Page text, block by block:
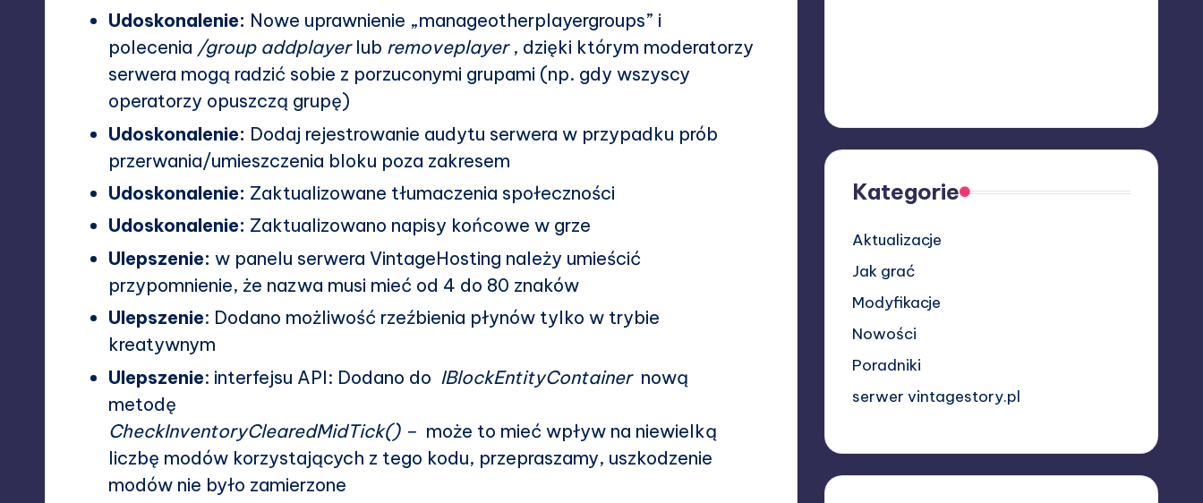
Udoskonalenie: Nowe uprawnienie „manageotherplayergroups” i
polecenia /group addplayerlub removeplayer, dzięki którym moderatorzy
serwera mogą radzić sobie z porzuconymi grupami (np. gdy wszyscy
operatorzy opuszczą grupę)
Udoskonalenie: Dodaj rejestrowanie audytu serwera w przypadku prób
przerwania/umieszczenia bloku poza zakresem
Udoskonalenie: Zaktualizowane tłumaczenia społeczności
Udoskonalenie: Zaktualizowano napisy końcowe w grze
Ulepszenie: w panelu serwera VintageHosting należy umieścić
przypomnienie, że nazwa musi mieć od 4 do 80 znaków
Ulepszenie: Dodano możliwość rzeźbienia płynów tylko w trybie
kreatywnym
Ulepszenie: interfejsu API: Dodano do IBlockEntityContainernową
metodę
CheckInventoryClearedMidTick() – może to mieć wpływ na niewielką
liczbę modów korzystających z tego kodu, przepraszamy, uszkodzenie
modów nie było zamierzone
Kategorie
Aktualizacje
Jak grać
Modyfikacje
Nowości
Poradniki
serwer vintagestory.pl